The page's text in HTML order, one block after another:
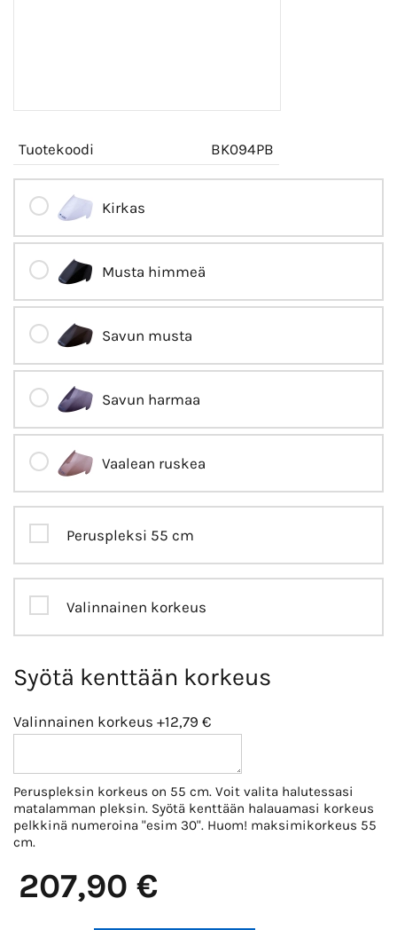
Tuotekoodi BK094PB
Kirkas
Musta himmeä
Savun musta
Savun harmaa
Vaalean ruskea
Peruspleksi 55 cm
Valinnainen korkeus
Syötä kenttään korkeus
Valinnainen korkeus +12,79 €
Peruspleksin korkeus on 55 cm. Voit valita halutessasi
matalamman pleksin. Syötä kenttään halauamasi korkeus
pelkkinä numeroina "esim 30". Huom! maksimikorkeus 55
cm.
207,90 €